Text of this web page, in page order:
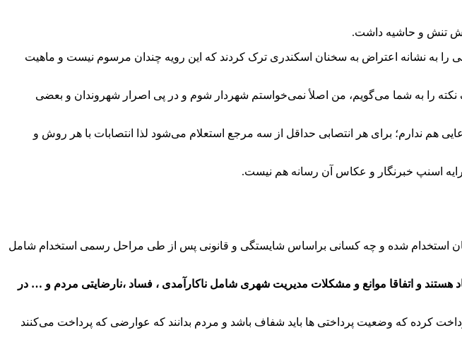
تنش و حاشیه داشت.
به نشانه اعتراض به سخنان اسکندری ترک کردند که این رویه چندان مرسوم نیست و ماهیت
را به شما می‌گویم، من اصلأ نمی‌خواستم شهردار شوم و در پی اصرار شهروندان و بعضی
هم ندارم؛ برای هر انتصابی حداقل از سه مرجع استعلام می‌شود لذا انتصابات با هر روش و
اسنپ خبرنگار و عکاس آن رسانه هم نیست.
استخدام شده و چه کسانی براساس شایستگی و قانونی پس از طی مراحل رسمی استخدام شامل
هستند و اتفاقا موانع و مشکلات مدیریت شهری شامل ناکارآمدی ، فساد ،نارضایتی مردم و … در
میلیارد تومان حقوق و مزایا به پرسنل پرداخت کرده که وضعیت پرداختی ها باید شفاف باشد و مردم بدانند که عوارضی که پرداخت می‌کنند